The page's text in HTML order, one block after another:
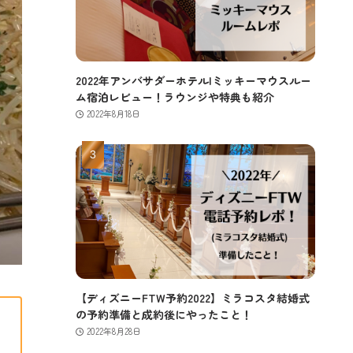
2022年アンバサダーホテル|ミッキーマウスルー
ム宿泊レビュー！ラウンジや特典も紹介
2022年8月18日
【ディズニーFTW予約2022】ミラコスタ結婚式
の予約準備と成約後にやったこと！
2022年8月28日